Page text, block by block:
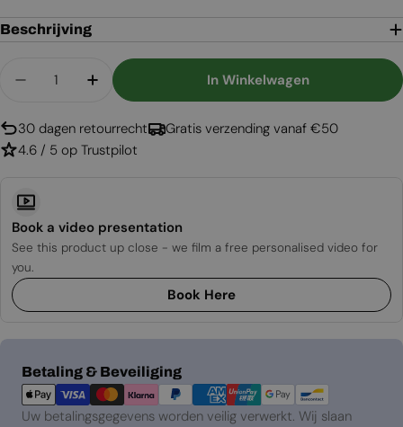
Beschrijving
Aantal Verlagen Voor Startkit - 12L Bio-Ethanol
Aantal Verhogen Voor Startkit - 12L
In Winkelwagen
30 dagen retourrecht
Gratis verzending vanaf €50
4.6 / 5 op Trustpilot
Book a video presentation
See this product up close - we film a free personalised video for
you.
Book Here
Betaling & Beveiliging
Betaalmethoden
Uw betalingsgegevens worden veilig verwerkt. Wij slaan